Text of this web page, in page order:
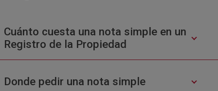
Cuánto cuesta una nota simple en un
Registro de la Propiedad
Donde pedir una nota simple